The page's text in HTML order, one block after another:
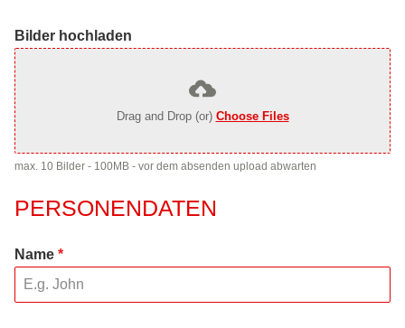
Bilder hochladen
Drag and Drop (or) Choose Files
max. 10 Bilder - 100MB - vor dem absenden upload abwarten
PERSONENDATEN
Name *